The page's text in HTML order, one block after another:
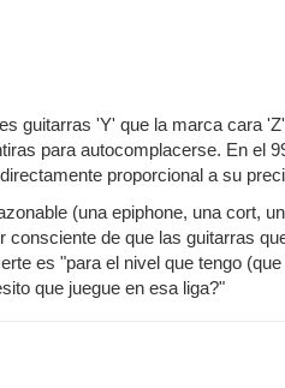
guitarras 'Y' que la marca cara
para autocomplacerse. En el
proporcional a su
(una epiphone, una cort,
de que las guitarras
es "para el nivel que tengo
que juegue en esa liga?"